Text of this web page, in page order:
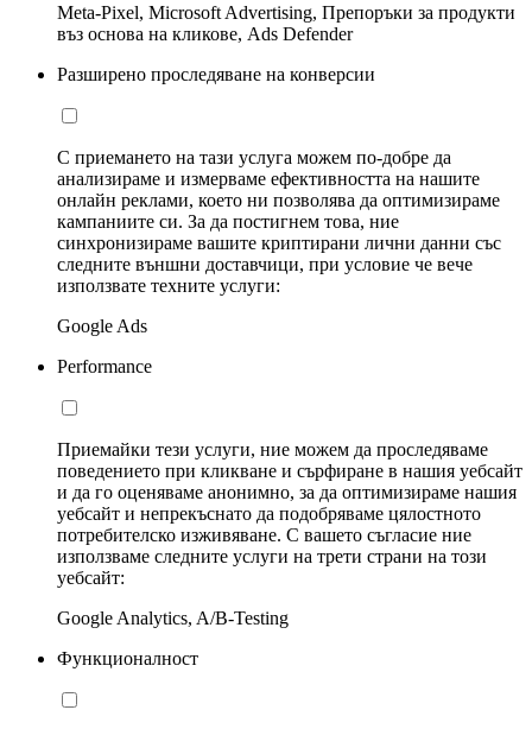
Meta-Pixel, Microsoft Advertising, Препоръки за продукти
въз основа на кликове, Ads Defender
Разширено проследяване на конверсии
С приемането на тази услуга можем по-добре да
анализираме и измерваме ефективността на нашите
онлайн реклами, което ни позволява да оптимизираме
кампаниите си. За да постигнем това, ние
синхронизираме вашите криптирани лични данни със
следните външни доставчици, при условие че вече
използвате техните услуги:
Google Ads
Performance
Приемайки тези услуги, ние можем да проследяваме
поведението при кликване и сърфиране в нашия уебсайт
и да го оценяваме анонимно, за да оптимизираме нашия
уебсайт и непрекъснато да подобряваме цялостното
потребителско изживяване. С вашето съгласие ние
използваме следните услуги на трети страни на този
уебсайт:
Google Analytics, A/B-Testing
Функционалност